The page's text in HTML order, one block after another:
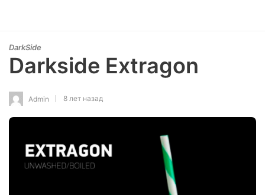
DarkSide
Darkside Extragon
Admin 8 лет назад